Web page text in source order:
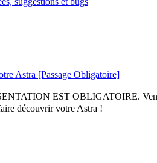
Astra [Passage Obligatoire]
EST OBLIGATOIRE.
découvrir votre Astra !